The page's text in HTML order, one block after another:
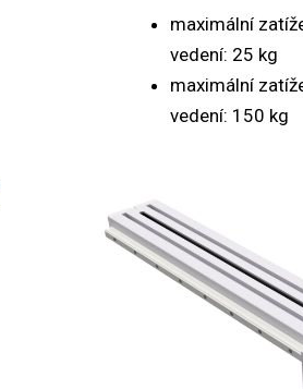
maximální
vedení: 25 kg
maximální
vedení: 150 kg